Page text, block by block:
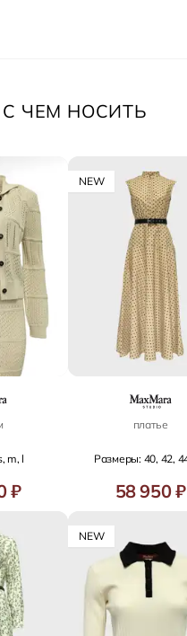
С ЧЕМ НОСИТЬ
m, l
₽
NEW
платье
Размеры: 40, 42,
58 950 ₽
NEW